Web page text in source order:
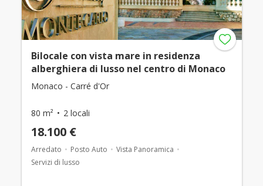
Bilocale con vista mare in residenza
alberghiera di lusso nel centro di Monaco
Monaco - Carré d'Or
80 m² 2 locali
18.100 €
Arredato Posto Auto
Vista Panoramica
Servizi di lusso